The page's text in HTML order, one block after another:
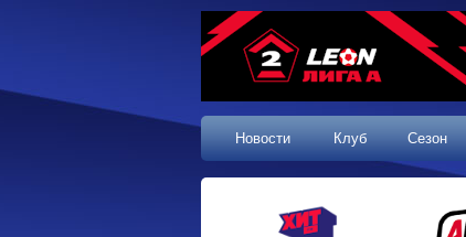
Новости Клуб Сезон